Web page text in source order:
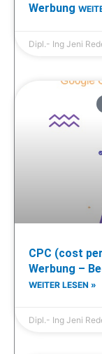
Werbung
Dipl.- Ing Jeni
CPC (cost
Werbung –
WEITER LESEN »
Dipl.- Ing Jeni